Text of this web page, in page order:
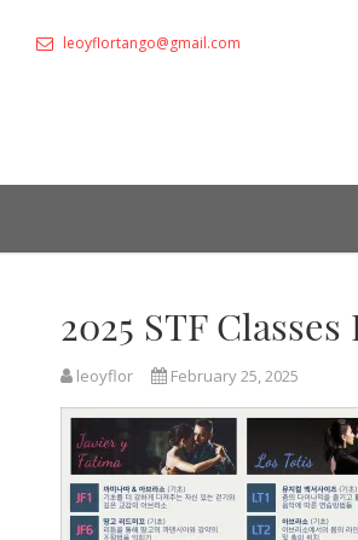
leoyflortango@gmail.com
2025 STF Classes
leoyflor February 25, 2025